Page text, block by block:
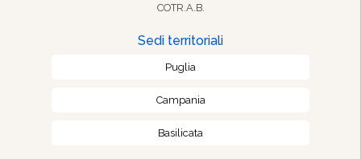
COTR.A.B.
Sedi territoriali
Puglia
Campania
Basilicata